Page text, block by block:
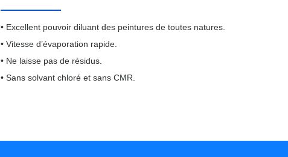
• Excellent pouvoir diluant des peintures de toutes natures.
• Vitesse d’évaporation rapide.
• Ne laisse pas de résidus.
• Sans solvant chloré et sans CMR.